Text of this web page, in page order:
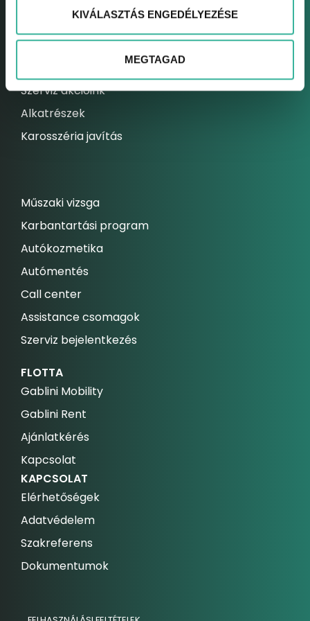
KIVÁLASZTÁS ENGEDÉLYEZÉSE
MEGTAGAD
Elektromos autó szerviz
Kárrendezési centrum
Állandó szolgáltatásaink
Szerviz akcióink
Alkatrészek
Karosszéria javítás
Műszaki vizsga
Karbantartási program
Autókozmetika
Autómentés
Call center
Assistance csomagok
Szerviz bejelentkezés
FLOTTA
Gablini Mobility
Gablini Rent
Ajánlatkérés
Kapcsolat
KAPCSOLAT
Elérhetőségek
Adatvédelem
Szakreferens
Dokumentumok